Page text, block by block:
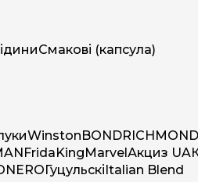
Смакові (капсула)
WinstonBONDRICHMOND
FridaKingMarvelАкциз UA
NEROГуцульскіItalian Blend